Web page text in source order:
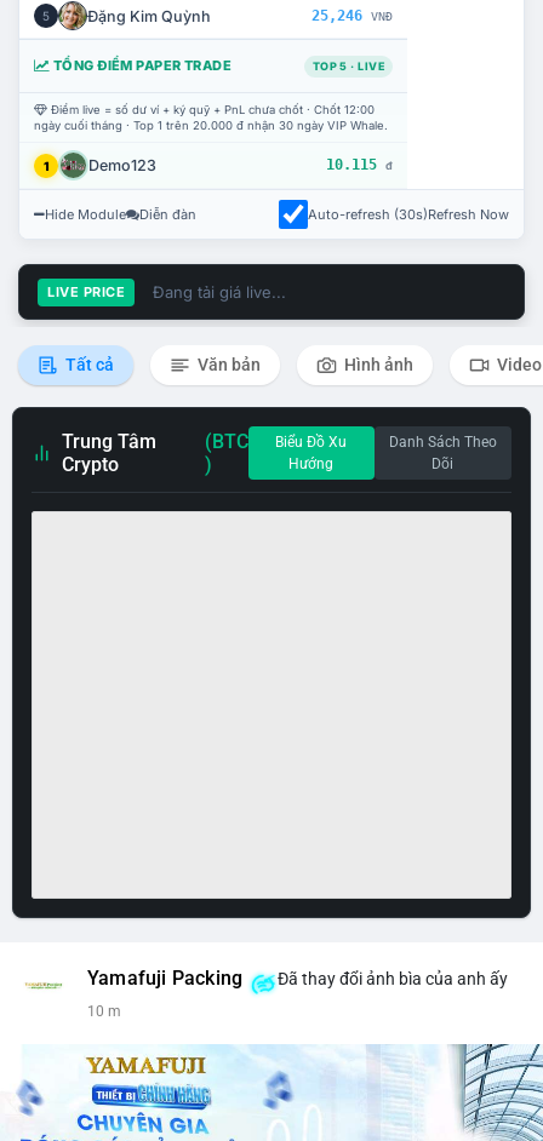
5 Đặng Kim Quỳnh 25,246 VNĐ
TỔNG ĐIỂM PAPER TRADE TOP 5 · LIVE
Điểm live = số dư ví + ký quỹ + PnL chưa chốt · Chốt 12:00
ngày cuối tháng · Top 1 trên 20.000 đ nhận 30 ngày VIP Whale.
1 Demo123 10.115 đ
Hide Module Diễn đàn Auto-refresh (30s)Refresh Now
LIVE PRICE Đang tải giá live...
Tất cả Văn bản Hình ảnh Video
Trung Tâm
Crypto
(BTC
)
Biểu Đồ Xu
Hướng
Danh Sách Theo
Dõi
Yamafuji Packing Đã thay đổi ảnh bìa của anh ấy
10 m